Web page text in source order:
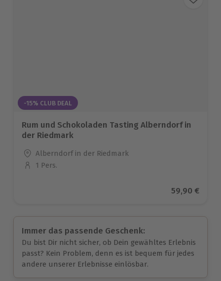
-15% CLUB DEAL
Rum und Schokoladen Tasting Alberndorf in
der Riedmark
Standort
Alberndorf in der Riedmark
Anzahl der Teilnehmer
1 Pers.
Aktueller
59,90 €
Immer das passende Geschenk:
Du bist Dir nicht sicher, ob Dein gewähltes Erlebnis
passt? Kein Problem, denn es ist bequem für jedes
andere unserer Erlebnisse einlösbar.